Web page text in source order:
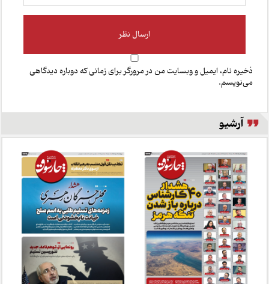
ذخیره نام، ایمیل و وبسایت من در مرورگر برای زمانی که دوباره دیدگاهی
می‌نویسم.
آرشیو